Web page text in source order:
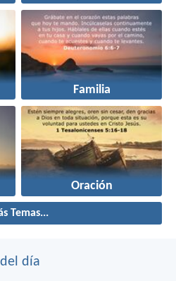
Familia
Oración
Temas...
día